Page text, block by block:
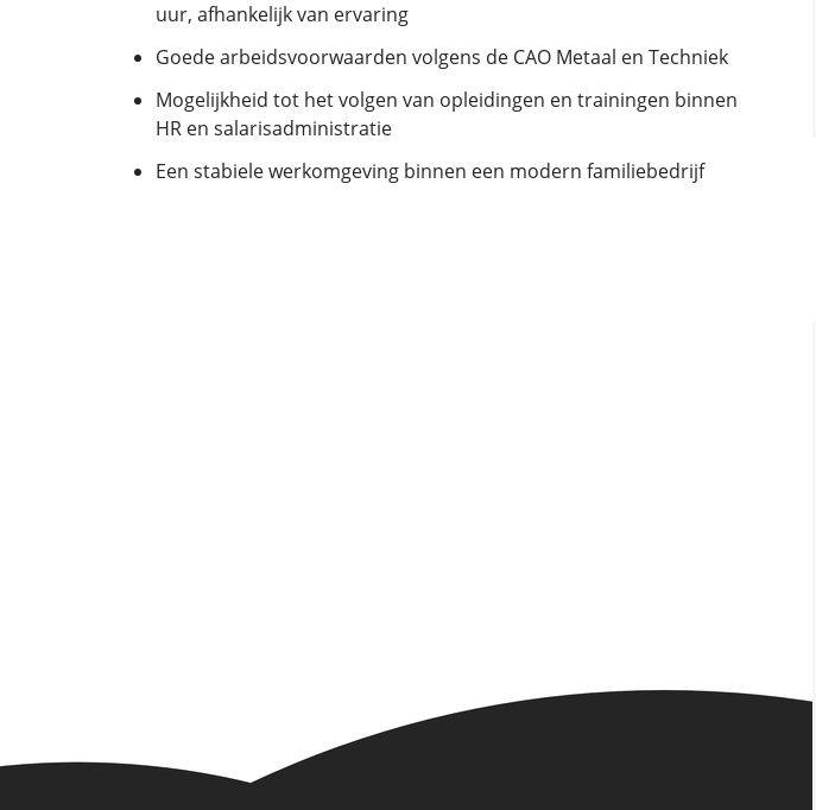
uur, afhankelijk van ervaring
Goede arbeidsvoorwaarden volgens de CAO Metaal en Techniek
Mogelijkheid tot het volgen van opleidingen en trainingen binnen
HR en salarisadministratie
Een stabiele werkomgeving binnen een modern familiebedrijf